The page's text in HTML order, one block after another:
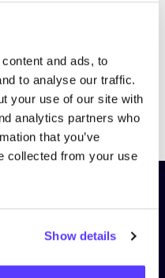
and ads, to
to analyse our traffic.
your use of our site with
analytics partners who
that you’ve
collected from your use
Show details
PreviousNext